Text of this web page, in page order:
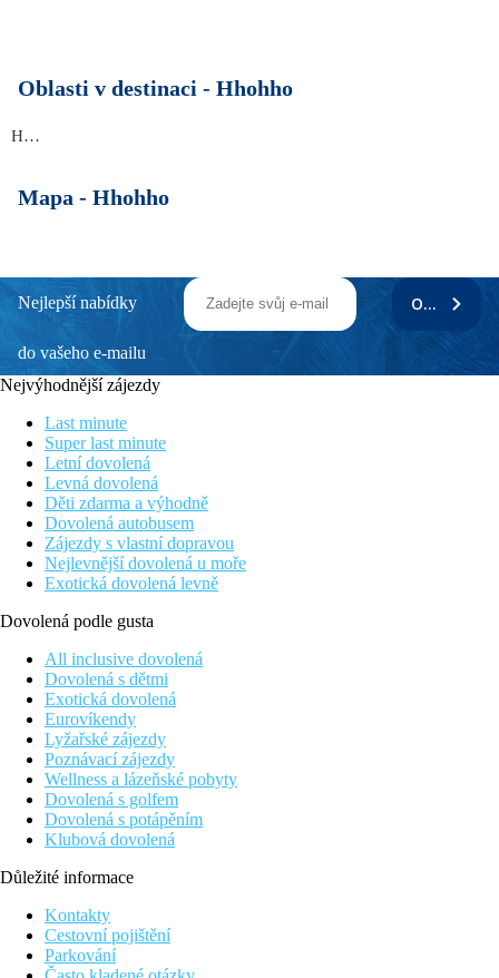
Oblasti v destinaci - Hhohho
Hhohho
Mapa - Hhohho
Nejlepší nabídky
do vašeho e-mailu
ODEBÍRAT
Nejvýhodnější zájezdy
Last minute
Super last minute
Letní dovolená
Levná dovolená
Děti zdarma a výhodně
Dovolená autobusem
Zájezdy s vlastní dopravou
Nejlevnější dovolená u moře
Exotická dovolená levně
Dovolená podle gusta
All inclusive dovolená
Dovolená s dětmi
Exotická dovolená
Eurovíkendy
Lyžařské zájezdy
Poznávací zájezdy
Wellness a lázeňské pobyty
Dovolená s golfem
Dovolená s potápěním
Klubová dovolená
Důležité informace
Kontakty
Cestovní pojištění
Parkování